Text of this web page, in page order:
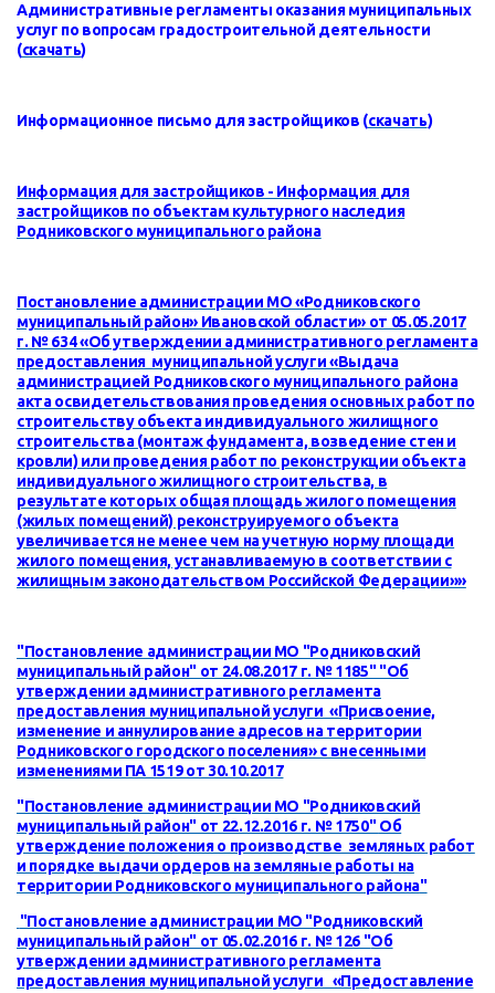
Административные регламенты оказания муниципальных
услуг по вопросам градостроительной деятельности
(скачать)
Информационное письмо для застройщиков (скачать)
Информация для застройщиков - Информация для
застройщиков по объектам культурного наследия
Родниковского муниципального района
Постановление администрации МО «Родниковского
муниципальный район» Ивановской области» от 05.05.2017
г. № 634 «Об утверждении административного регламента
предоставления муниципальной услуги «Выдача
администрацией Родниковского муниципального района
акта освидетельствования проведения основных работ по
строительству объекта индивидуального жилищного
строительства (монтаж фундамента, возведение стен и
кровли) или проведения работ по реконструкции объекта
индивидуального жилищного строительства, в
результате которых общая площадь жилого помещения
(жилых помещений) реконструируемого объекта
увеличивается не менее чем на учетную норму площади
жилого помещения, устанавливаемую в соответствии с
жилищным законодательством Российской Федерации»»
"Постановление администрации МО "Родниковский
муниципальный район" от 24.08.2017 г. № 1185" "Об
утверждении административного регламента
предоставления муниципальной услуги «Присвоение,
изменение и аннулирование адресов на территории
Родниковского городского поселения» с внесенными
изменениями ПА 1519 от 30.10.2017
"Постановление администрации МО "Родниковский
муниципальный район" от 22.12.2016 г. № 1750"Об
утверждение положения о производстве земляных работ
и порядке выдачи ордеров на земляные работы на
территории Родниковского муниципального района"
"Постановление администрации МО "Родниковский
муниципальный район" от 05.02.2016 г. № 126 "Об
утверждении административного регламента
предоставления муниципальной услуги «Предоставление